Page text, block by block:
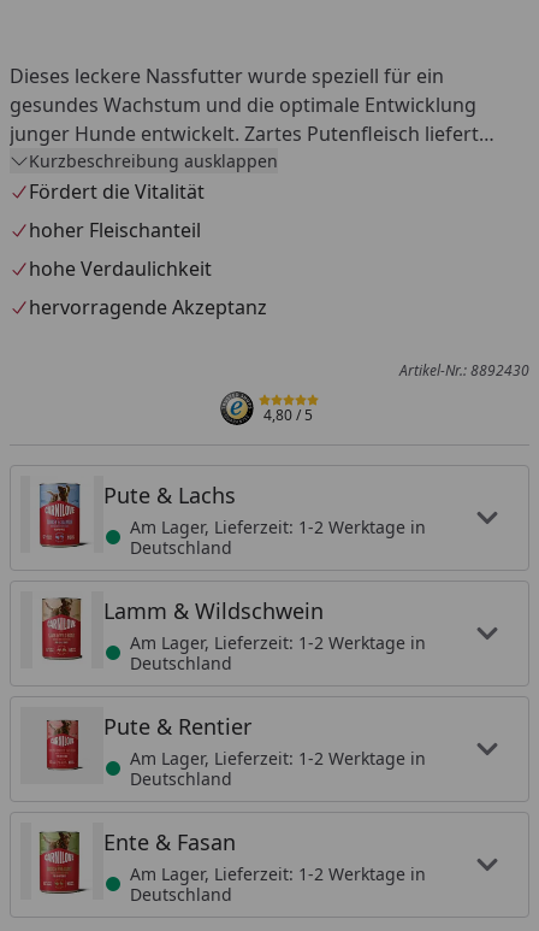
Dieses leckere Nassfutter wurde speziell für ein
gesundes Wachstum und die optimale Entwicklung
junger Hunde entwickelt. Zartes Putenfleisch liefert
leicht verdauliche Proteine, ideal für empfindliche
Mägen von Welpen und Junghunden. Lachs, reich an
DHA und EPA, fördert die Entwicklung von Gehirn,
schwarzen Johannisbeere stärken das Immunsystem
während Erbsenmehl und Lignozellulose die Verdauung
Lachsöl – perfekt für ein ausgewogenes Wachstum ohne
Kurzbeschreibung ausklappen
Fördert die Vitalität
hoher Fleischanteil
hohe Verdaulichkeit
hervorragende Akzeptanz
Artikel-Nr.: 8892430
4,80/ 5
Pute & Lachs
Am Lager, Lieferzeit: 1-2 Werktage in
Deutschland
Lamm & Wildschwein
Am Lager, Lieferzeit: 1-2 Werktage in
Deutschland
Pute & Rentier
Am Lager, Lieferzeit: 1-2 Werktage in
Deutschland
Ente & Fasan
Am Lager, Lieferzeit: 1-2 Werktage in
Deutschland